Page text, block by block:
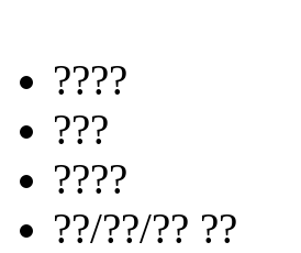
????
???
????
??/??/?? ??